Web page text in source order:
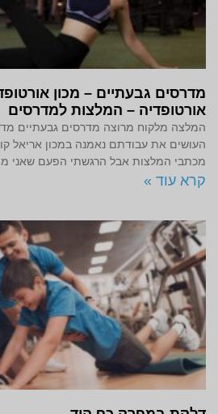
מדרסים גבעתיים – מכון
אורטופדיה – המלצות למדרסים
המלצה מלקוח מרוצה מדרסים גבעתיים
העושים את עבודתם נאמנה במכון אריאל
מכתבי המלצות אבל הרגשתי הפעם שאני
קרא עוד »